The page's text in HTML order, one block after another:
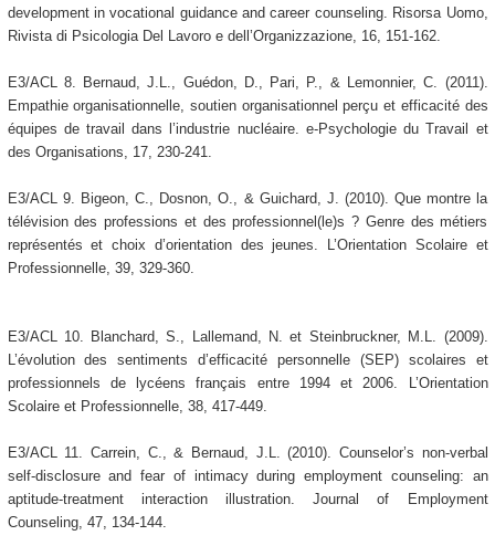
development in vocational guidance and career counseling. Risorsa Uomo,
Rivista di Psicologia Del Lavoro e dell’Organizzazione, 16, 151-162.
E3/ACL 8. Bernaud, J.L., Guédon, D., Pari, P., & Lemonnier, C. (2011).
Empathie organisationnelle, soutien organisationnel perçu et efficacité des
équipes de travail dans l’industrie nucléaire. e-Psychologie du Travail et
des Organisations, 17, 230-241.
E3/ACL 9. Bigeon, C., Dosnon, O., & Guichard, J. (2010). Que montre la
télévision des professions et des professionnel(le)s ? Genre des métiers
représentés et choix d’orientation des jeunes. L’Orientation Scolaire et
Professionnelle, 39, 329-360.
E3/ACL 10. Blanchard, S., Lallemand, N. et Steinbruckner, M.L. (2009).
L’évolution des sentiments d’efficacité personnelle (SEP) scolaires et
professionnels de lycéens français entre 1994 et 2006. L’Orientation
Scolaire et Professionnelle, 38, 417-449.
E3/ACL 11. Carrein, C., & Bernaud, J.L. (2010). Counselor’s non-verbal
self-disclosure and fear of intimacy during employment counseling: an
aptitude-treatment interaction illustration. Journal of Employment
Counseling, 47, 134-144.